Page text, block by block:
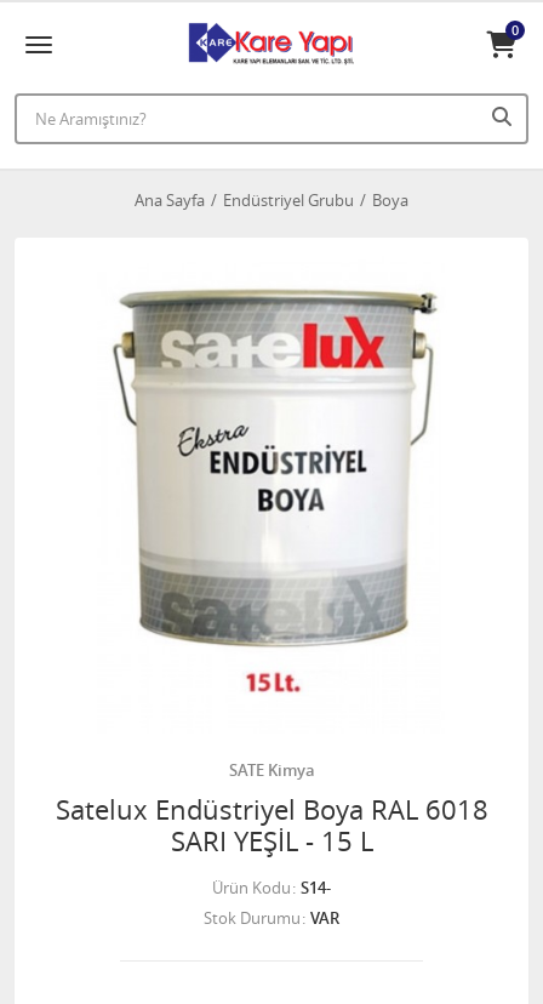
0
Ana Sayfa Endüstriyel Grubu Boya
SATE Kimya
Satelux Endüstriyel Boya RAL 6018
SARI YEŞİL - 15 L
Ürün Kodu S14-
Stok Durumu VAR